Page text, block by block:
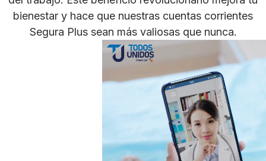
bienestar y hace que nuestras cuentas corrientes
Segura Plus sean más valiosas que nunca.